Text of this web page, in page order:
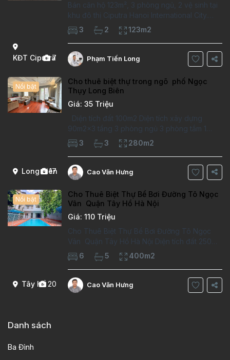
KĐT Ciputra
7
Bán căn hộ 123m², 3 phòng ngủ, 2 vệ sinh tại
khu đô thị Ciputra Hanoi International City.
Căn hộ đã sửa mới kỹ, chất lượng cao, sàn
gỗ, bếp hiện đại, không gian thoáng sáng.
Thông tin căn hộ: Diện tích:
3 2 123m2
Phạm Tiến Long
Long Biên
17
Nổi bật
Cho thuê biệt thự trong ngõ phố Ngọc
Thụy Long Biên
Giá: 35 Triệu
Diện tích đất 100m2 Diện tích xây dựng
90m2x3 tầng 3 phòng ngủ 3 phòng tắm 1
phòng làm việc Vị trí ý tưởng 10 phút đi bộ tới
trường việt pháp Ngôi nhà được thiết kế theo
kiểu phát cổ,trong khu dân
3 3 280m2
Cao Văn Hưng
Tây Hồ20
Nổi bật
Cho Thuê Biệt Thự Bể Bơi Đường Tô Ngọc
Vân Quận Tây Hồ Hà Nội
Giá: 110 Triệu
Cho Thuê Biệt Thự Bể Bơi Đường Tô Ngọc
Vân Quận Tây Hồ Hà Nội Diện tích đất 250m2
Diện tích xây dựng 100m2 Xây 4 tầng, 6
phòng ngủ 5 phòng tắm Tầng 1, , phòng
khách , phòng bếp-1wc Tầng 2, 2 phòng
6 5 400m2
Cao Văn Hưng
Danh sách
Ba Đình